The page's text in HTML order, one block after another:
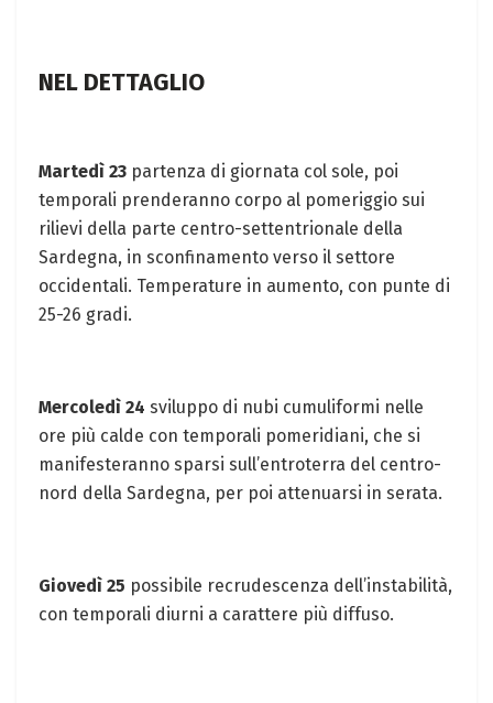
NEL DETTAGLIO
Martedì 23 partenza di giornata col sole, poi
temporali prenderanno corpo al pomeriggio sui
rilievi della parte centro-settentrionale della
Sardegna, in sconfinamento verso il settore
occidentali. Temperature in aumento, con punte di
25-26 gradi.
Mercoledì 24 sviluppo di nubi cumuliformi nelle
ore più calde con temporali pomeridiani, che si
manifesteranno sparsi sull’entroterra del centro-
nord della Sardegna, per poi attenuarsi in serata.
Giovedì 25 possibile recrudescenza dell’instabilità,
con temporali diurni a carattere più diffuso.